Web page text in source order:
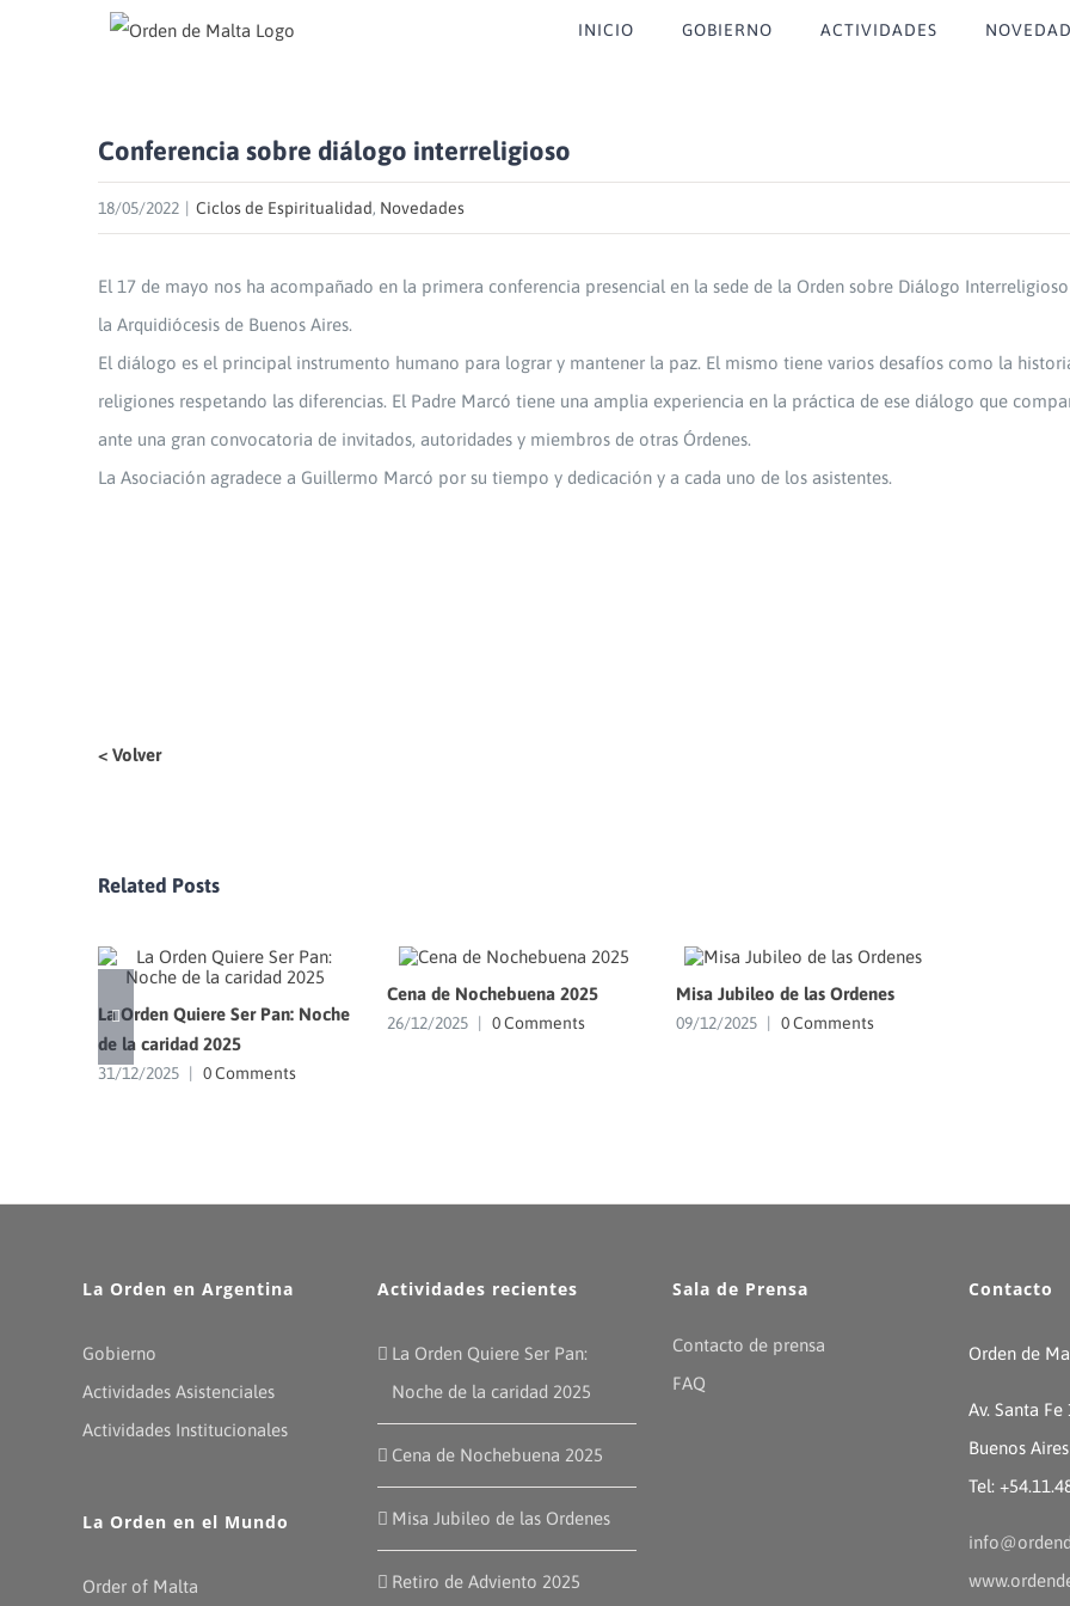
INICIO GOBIERNO ACTIVIDADES
Conferencia sobre diálogo interreligioso
18/05/2022 Ciclos de Espiritualidad, Novedades
El 17 de mayo nos ha acompañado en la primera conferencia presencial en la sede de la Orden sobre Diálogo
la Arquidiócesis de Buenos Aires.
El diálogo es el principal instrumento humano para lograr y mantener la paz. El mismo tiene varios desafíos como la
religiones respetando las diferencias. El Padre Marcó tiene una amplia experiencia en la práctica de ese diálogo que
ante una gran convocatoria de invitados, autoridades y miembros de otras Órdenes.
La Asociación agradece a Guillermo Marcó por su tiempo y dedicación y a cada uno de los asistentes.
< Volver
Related Posts
La Orden Quiere Ser Pan: Noche
de la caridad 2025
31/12/2025 0 Comments
Cena de Nochebuena 2025
26/12/2025 0 Comments
Misa Jubileo de las Ordenes
09/12/2025 0 Comments
La Orden en Argentina
Gobierno
Actividades Asistenciales
Actividades Institucionales
La Orden en el Mundo
Order of Malta
Actividades recientes
La Orden Quiere Ser Pan:
Noche de la caridad 2025
Cena de Nochebuena 2025
Misa Jubileo de las Ordenes
Retiro de Adviento 2025
Sala de Prensa
Contacto de prensa
FAQ
Contacto
Orden de
Av. Santa
Buenos
Tel: